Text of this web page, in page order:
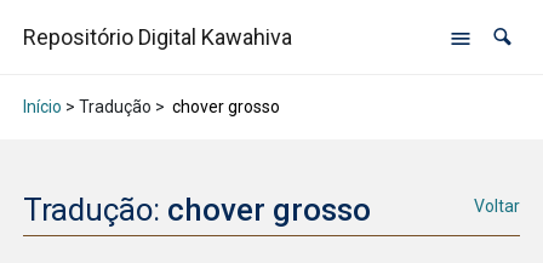
Repositório Digital Kawahiva
Início > Tradução > chover grosso
Tradução: chover grosso Voltar